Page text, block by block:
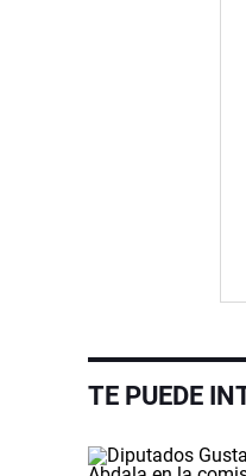
TE PUEDE